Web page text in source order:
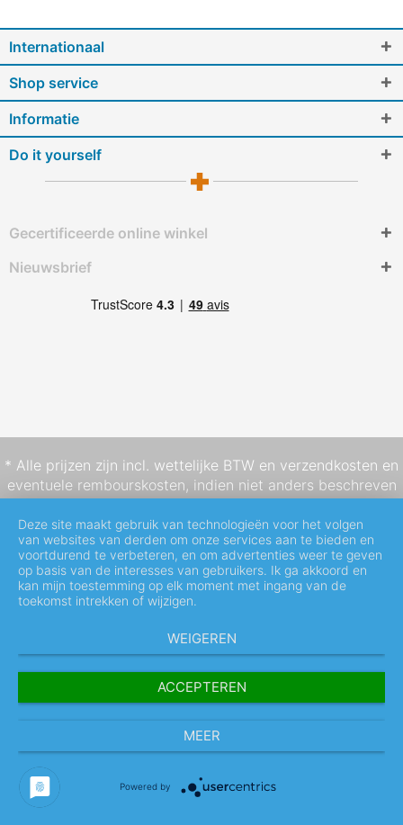
Internationaal
Shop service
Informatie
Do it yourself
Gecertificeerde online winkel
Nieuwsbrief
* Alle prijzen zijn incl. wettelijke BTW en verzendkosten en
eventuele rembourskosten, indien niet anders beschreven
Deze site maakt gebruik van technologieën voor het volgen
van websites van derden om onze services aan te bieden en
voortdurend te verbeteren, en om advertenties weer te geven
op basis van de interesses van gebruikers. Ik ga akkoord en
kan mijn toestemming op elk moment met ingang van de
toekomst intrekken of wijzigen.
WEIGEREN
ACCEPTEREN
MEER
Powered by